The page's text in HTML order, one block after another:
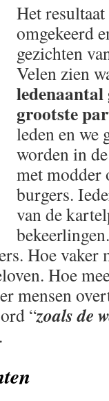
Het
omgekeerd
gezichten
Velen zien
ledenaantal
grootste
leden en we
worden in
met modder
burgers.
van de
Hoe vaker
Hoe
mensen
“zoals de